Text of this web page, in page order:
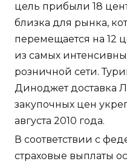
цель прибыли 18
близка для рынка,
перемещается на 12
из самых
розничной сети.
Диноджет доставка
закупочных цен
августа 2010 года.
В соответствии с
страховые выплаты